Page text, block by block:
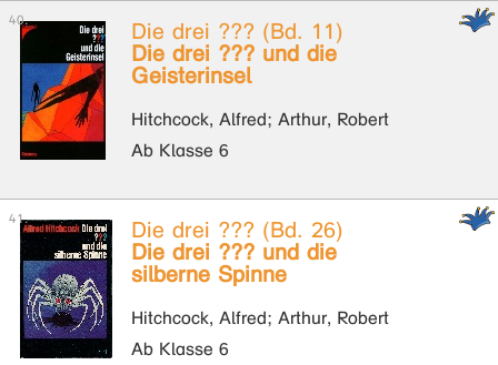
Die drei ??? (Bd. 11)
Die drei ??? und die
Geisterinsel
Hitchcock, Alfred; Arthur, Robert
Ab Klasse 6
Die drei ??? (Bd. 26)
Die drei ??? und die
silberne Spinne
Hitchcock, Alfred; Arthur, Robert
Ab Klasse 6